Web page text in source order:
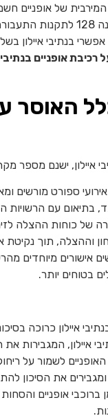
באופניים חשמליים בדרך
בנתיבי איילון
אופניים בנתיבי
האוסר
איילון, ישנם מספר
ספורט מורשים
בתיאום עם הרשויות
כוחות ההצלה לזירת
וההצלה, תוך
אישורים מיוחדים
בטוחים יותר.
איילון כרוכה
איילון, המגבירות
האופניים לשמור על
ומגבירים את הסיכון
אופניים והסחות